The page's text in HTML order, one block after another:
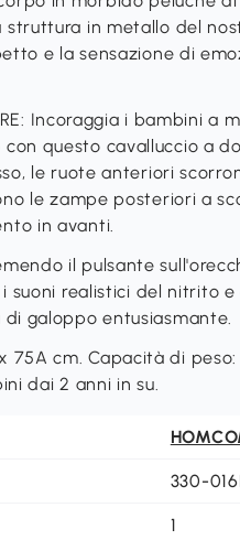
in metallo del
e la sensazione di
Incoraggia i bambini a
questo cavalluccio a
le ruote anteriori
le zampe posteriori a
in avanti.
il pulsante
suoni realistici del nitrito
galoppo entusiasmante.
x 75A cm. Capacità di
dai 2 anni in su.
330-
1